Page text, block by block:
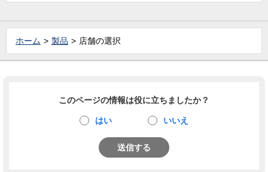
ホーム 製品 店舗の選択
このページの情報は役に立ちましたか？
はい いいえ
送信する